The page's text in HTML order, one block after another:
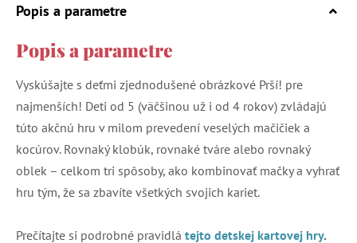
Popis a parametre
Popis a parametre
Vyskúšajte s deťmi zjednodušené obrázkové Prší! pre
najmenších! Deti od 5 (väčšinou už i od 4 rokov) zvládajú
túto akčnú hru v milom prevedení veselých mačičiek a
kocúrov. Rovnaký klobúk, rovnaké tváre alebo rovnaký
oblek – celkom tri spôsoby, ako kombinovať mačky a vyhrať
hru tým, že sa zbavíte všetkých svojich kariet.
Prečítajte si podrobné pravidlá tejto detskej kartovej hry.